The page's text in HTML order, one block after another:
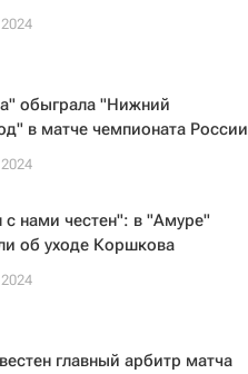
обыграла "Нижний
в матче чемпионата России
нами честен": в "Амуре"
об уходе Коршкова
главный арбитр матча